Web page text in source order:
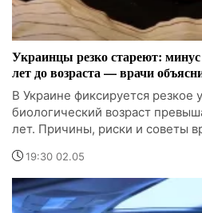
Украинцы резко стареют:
лет до возраста — врачи
В Украине фиксируется резкое
биологический возраст
лет. Причины, риски и советы
19:30 02.05